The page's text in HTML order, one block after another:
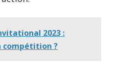
2023 :
compétition ?